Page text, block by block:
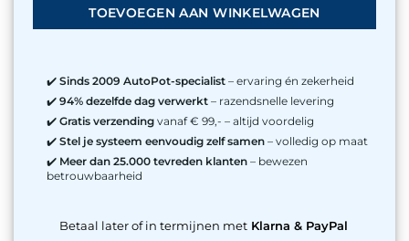
TOEVOEGEN AAN WINKELWAGEN
✔️Sinds 2009 AutoPot-specialist – ervaring én zekerheid
✔️94% dezelfde dag verwerkt – razendsnelle levering
✔️Gratis verzending vanaf € 99,- – altijd voordelig
✔️Stel je systeem eenvoudig zelf samen – volledig op maat
✔️ Meer dan 25.000 tevreden klanten – bewezen
betrouwbaarheid
Betaal later of in termijnen metKlarna & PayPal